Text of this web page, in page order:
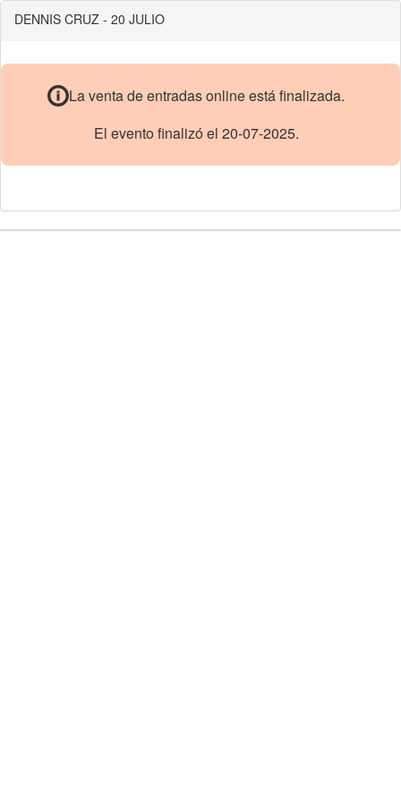
DENNIS CRUZ - 20 JULIO
La venta de entradas online está finalizada.
El evento finalizó el 20-07-2025.